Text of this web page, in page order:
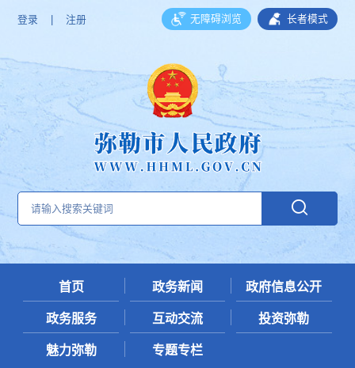
登录 注册 无障碍浏览 长者模式
首页 政务新闻 政府信息公开
政务服务 互动交流 投资弥勒
魅力弥勒 专题专栏